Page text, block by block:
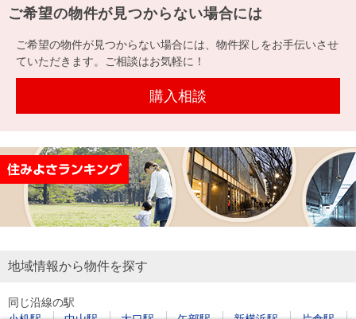
ご希望の物件が見つからない場合には
ご希望の物件が見つからない場合には、物件探しをお手伝いさせ
ていただきます。ご相談はお気軽に！
購入相談
地域情報から物件を探す
同じ沿線の駅